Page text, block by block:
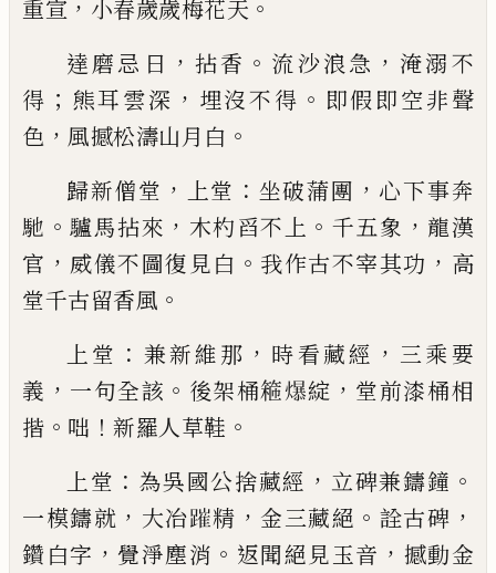
重宣 ， 小春歲歲梅花天 。
達磨忌日 ， 拈香 。 流沙浪急 ， 淹溺不
得 ； 熊耳雲深 ， 埋沒不得 。 即假即空非聲
色 ， 風撼松濤山月白 。
歸新僧堂 ， 上堂 ： 坐破蒲團 ， 心下事奔
馳 。驢馬拈來 ， 木杓舀不上 。 千五象 ， 龍漢
官 ， 威儀不圖復見白 。 我作古不宰其功 ， 高
堂千古留香風 。
上堂 ： 兼新維那 ， 時看藏經 ， 三乘要
義 ， 一句全該 。 後架桶篐𪹼綻 ， 堂前漆桶相
揩 。 咄 ！ 新羅人草鞋 。
上堂 ： 為吳國公捨藏經 ， 立碑兼鑄鐘 。
一模鑄就 ， 大冶𨄍精 ， 金三藏絕 。 詮古碑 ，
鑽白字 ， 覺淨塵消 。 返聞絕見玉音 ， 撼動金